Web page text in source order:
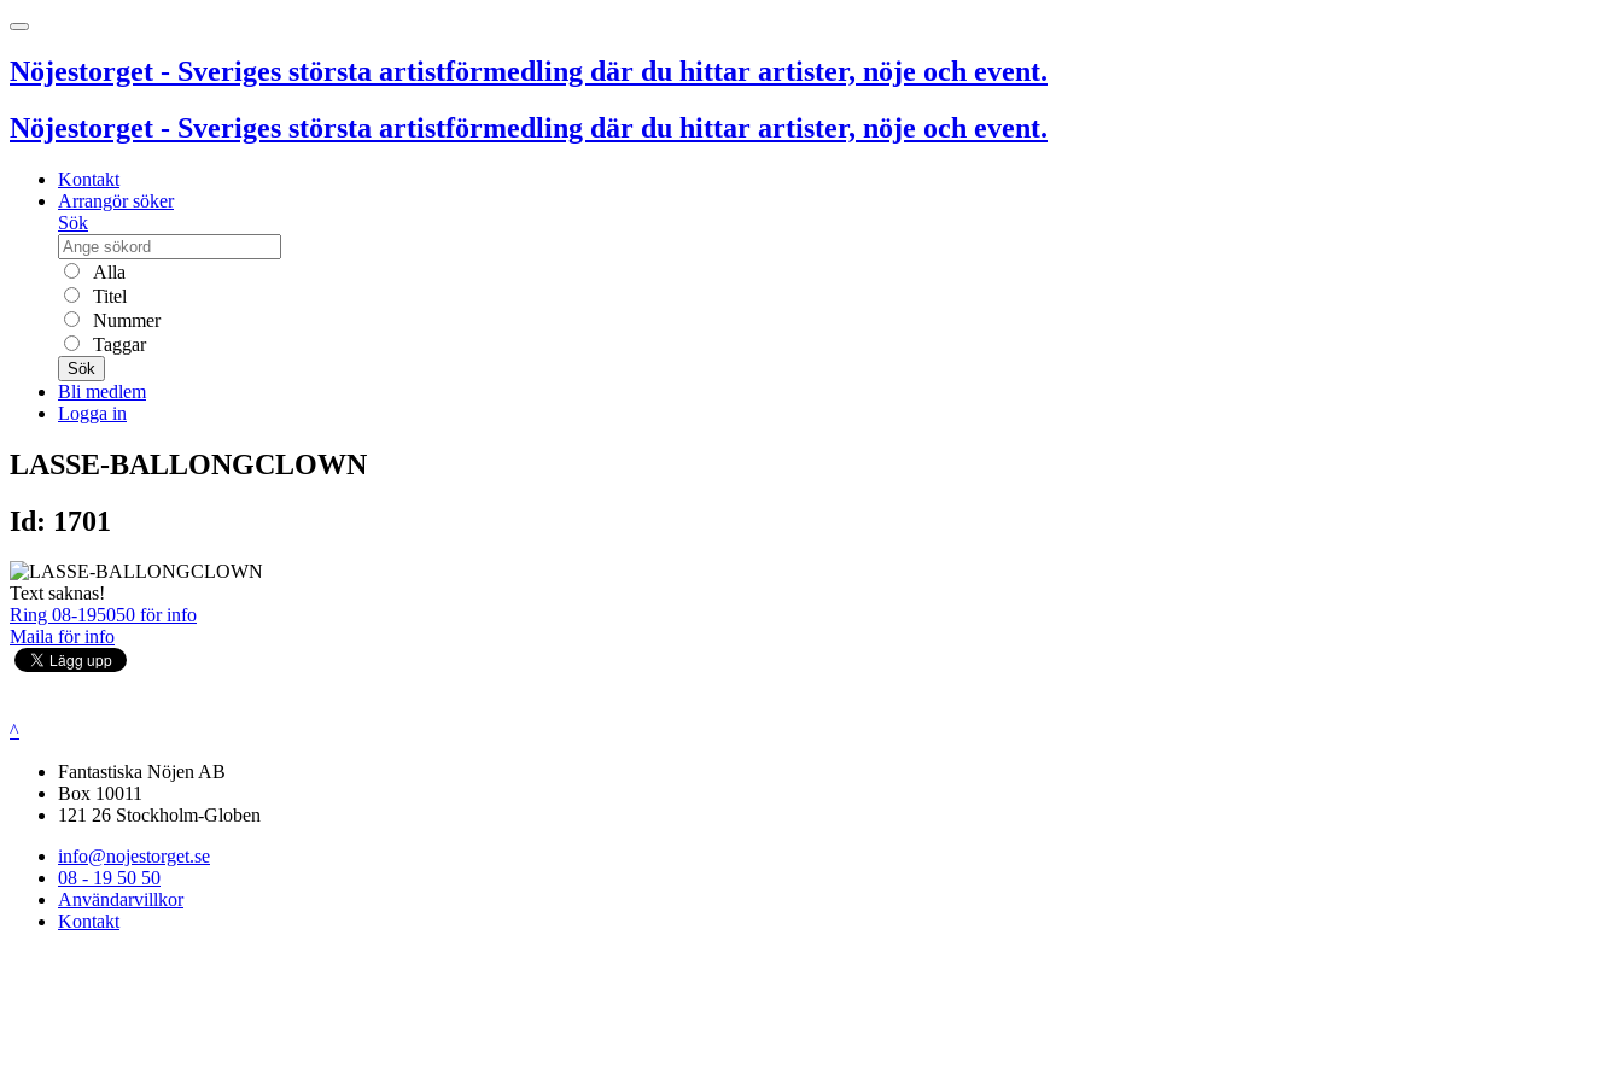
Nöjestorget - Sveriges största artistförmedling där du hittar artister, nöje och event.
Nöjestorget - Sveriges största artistförmedling där du hittar artister, nöje och event.
Kontakt
Arrangör söker
Sök
Alla
Titel
Nummer
Taggar
Sök
Bli medlem
Logga in
LASSE-BALLONGCLOWN
Id: 1701
Text saknas!
Ring 08-195050 för info
Maila för info
^
Fantastiska Nöjen AB
Box 10011
121 26 Stockholm-Globen
info@nojestorget.se
08 - 19 50 50
Användarvillkor
Kontakt